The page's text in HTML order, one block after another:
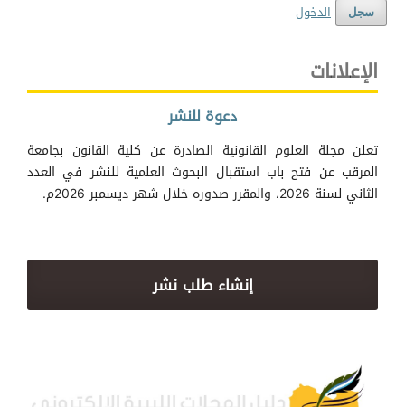
سجل الدخول
الإعلانات
دعوة للنشر
تعلن مجلة العلوم القانونية الصادرة عن كلية القانون بجامعة
المرقب عن فتح باب استقبال البحوث العلمية للنشر في العدد
الثاني لسنة 2026، والمقرر صدوره خلال شهر ديسمبر 2026م.
إنشاء طلب نشر